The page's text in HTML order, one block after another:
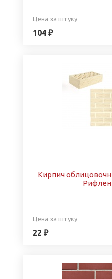
Цена за штуку
104 ₽
Кирпич
Цена за штуку
22 ₽